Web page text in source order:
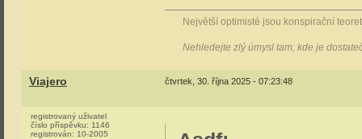
Největší optimisté jsou konspirační
Nehledejte zlý úmysl tam, kde je
Viajero čtvrtek, 30. října 2025 - 07:23:48
registrovaný uživatel
číslo příspěvku: 1146
registrován: 10-2005